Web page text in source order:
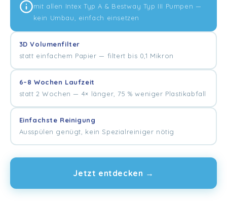
mit allen Intex Typ A & Bestway Typ III Pumpen —
kein Umbau, einfach einsetzen
3D Volumenfilter
statt einfachem Papier — filtert bis 0,1 Mikron
6–8 Wochen Laufzeit
statt 2 Wochen — 4× länger, 75 % weniger Plastikabfall
Einfachste Reinigung
Ausspülen genügt, kein Spezialreiniger nötig
Jetzt entdecken →